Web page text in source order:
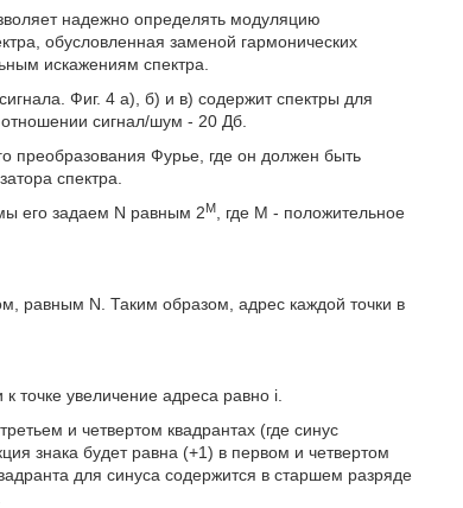
надежно определять модуляцию
обусловленная заменой гармонических
искажениям спектра.
Фиг. 4 а), б) и в) содержит спектры для
сигнал/шум - 20 Дб.
преобразования Фурье, где он должен быть
спектра.
его задаем N равным 2M
, где M - положительное
равным N. Таким образом, адрес каждой точки в
точке увеличение адреса равно i.
и четвертом квадрантах (где синус
знака будет равна (+1) в первом и четвертом
для синуса содержится в старшем разряде